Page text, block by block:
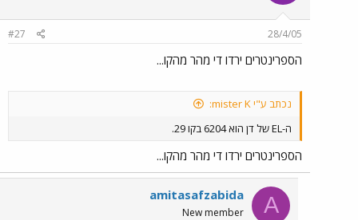
28/4/05
#27
הספרינטרים ירדו די מהר מהקו...
נכתב ע"י mister K:
ה-EL של דן הוא 6204 בקו 29.
הספרינטרים ירדו די מהר מהקו...
A
amitasafzabida
New member